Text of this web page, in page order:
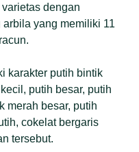
dengan
yang memiliki 11
karakter putih bintik
putih besar, putih
merah besar, putih
cokelat bergaris
tersebut.